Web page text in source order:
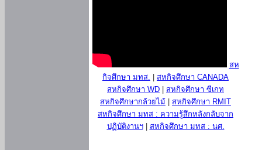
สห
กิจศึกษา มทส.
สหกิจศึกษา CANADA
สหกิจศึกษา WD
สหกิจศึกษา ซีเกท
สหกิจศึกษากล้วยไม้
สหกิจศึกษา RMIT
สหกิจศึกษา มทส : ความรู้สึกหลังกลับจาก
ปฏิบัติงานฯ| สหกิจศึกษา มทส : นศ.